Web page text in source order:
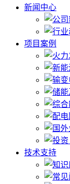
新闻中心
项目案例
技术支持